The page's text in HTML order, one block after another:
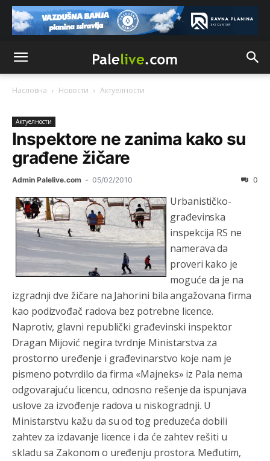
Насловна Новости Актуeлности
Актуeлности
Inspektore ne zanima kako su
građene žičare
Admin Palelive.com - 05/02/2010 0
Urbanističko-
građevinska
inspekcija RS ne
namerava da
proveri kako je
moguće da je na
izgradnji dve žičare na Jahorini bila angažovana firma
kao podizvođač radova bez potrebne licence.
Naprotiv, glavni republički građevinski inspektor
Dragan Mijović negira tvrdnje Ministarstva za
prostorno uređenje i građevinarstvo koje nam je
pismeno potvrdilo da firma «Majneks» iz Pala nema
odgovarajuću licencu, odnosno rešenje da ispunjava
uslove za izvođenje radova u niskogradnji. U
Ministarstvu kažu da su od tog preduzeća dobili
zahtev za izdavanje licence i da će zahtev rešiti u
skladu sa Zakonom o uređenju prostora. Međutim,